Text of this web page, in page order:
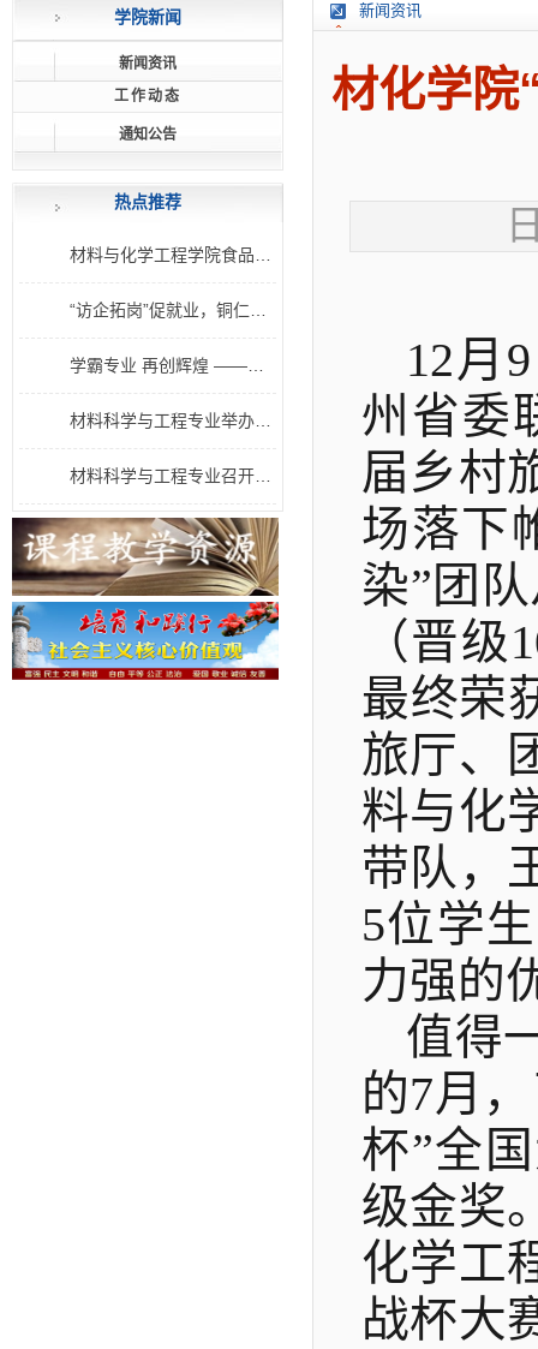
学院新闻
新闻资讯
工作动态
通知公告
热点推荐
材料与化学工程学院食品安全社食品营养知识讲座
“访企拓岗”促就业，铜仁学院在行动
学霸专业 再创辉煌 ——材料与化学工程学院2018级食品科学与工程专业考研上线分数稳
材料科学与工程专业举办考研学习交流会
材料科学与工程专业召开专业交流会
新闻资讯
材化学院
12月
州省委
届乡村
场落下
染”团
（晋
最终荣
旅厅、
料与化
带队，
5位学
力强的
值得
的7月
杯”全
级金奖
化学工
战杯大